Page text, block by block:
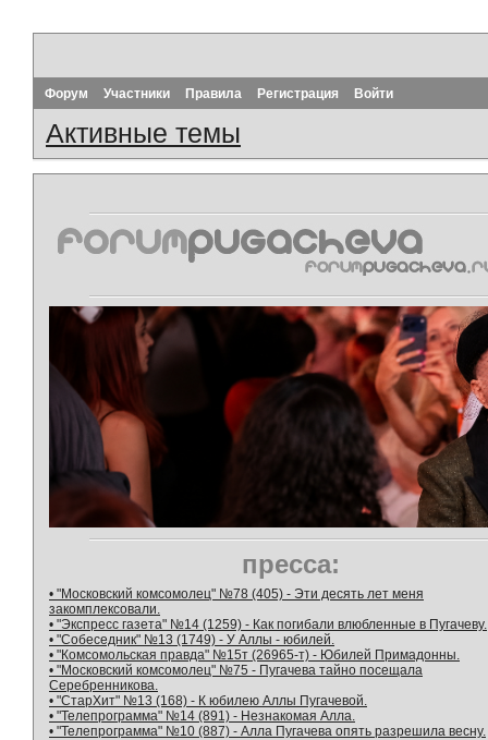
Форум Участники Правила Регистрация Войти
Активные темы
пресса:
• "Московский комсомолец" №78 (405) - Эти десять лет меня
закомплексовали.
• "Экспресс газета" №14 (1259) - Как погибали влюбленные в Пугачеву.
• "Собеседник" №13 (1749) - У Аллы - юбилей.
• "Комсомольская правда" №15т (26965-т) - Юбилей Примадонны.
• "Московский комсомолец" №75 - Пугачева тайно посещала
Серебренникова.
• "СтарХит" №13 (168) - К юбилею Аллы Пугачевой.
• "Телепрограмма" №14 (891) - Незнакомая Алла.
• "Телепрограмма" №10 (887) - Алла Пугачева опять разрешила весну.